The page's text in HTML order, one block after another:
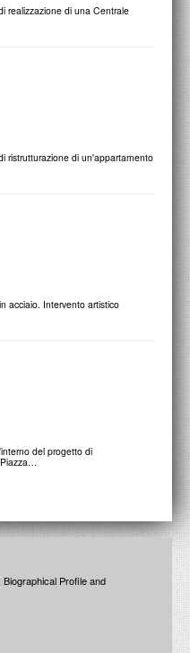
realizzazione di una Centrale
ristrutturazione di un'appartamento
acciaio. Intervento artistico
del progetto di
Piazza…
Profile and